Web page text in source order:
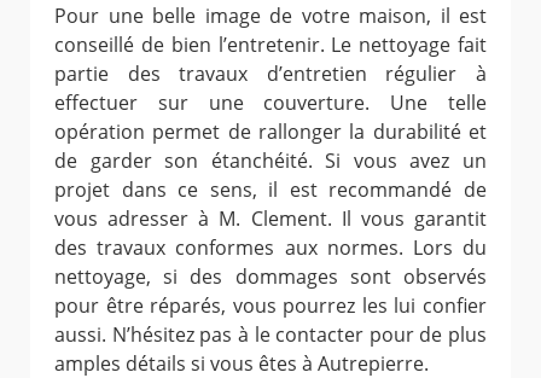
Pour une belle image de votre maison, il est
conseillé de bien l’entretenir. Le nettoyage fait
partie des travaux d’entretien régulier à
effectuer sur une couverture. Une telle
opération permet de rallonger la durabilité et
de garder son étanchéité. Si vous avez un
projet dans ce sens, il est recommandé de
vous adresser à M. Clement. Il vous garantit
des travaux conformes aux normes. Lors du
nettoyage, si des dommages sont observés
pour être réparés, vous pourrez les lui confier
aussi. N’hésitez pas à le contacter pour de plus
amples détails si vous êtes à Autrepierre.